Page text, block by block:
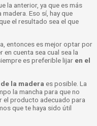
la anterior, ya que es más
Eso sí, hay que
el resultado sea el que
entonces es mejor optar por
cuenta sea cual sea la
es preferible lijar en el
la madera es posible. La
la mancha para que no
el producto adecuado para
que te haya sido útil